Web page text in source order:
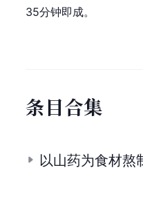
35分钟即成。
条目合集
以山药为食材熬